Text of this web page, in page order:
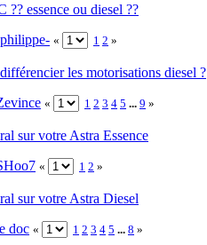
?? essence ou diesel ??
« 1 2 »
les motorisations diesel ?
« 1 2 3 4 5 ... 9 »
sur votre Astra Essence
« 1 2 »
sur votre Astra Diesel
doc « 1 2 3 4 5 ... 8 »